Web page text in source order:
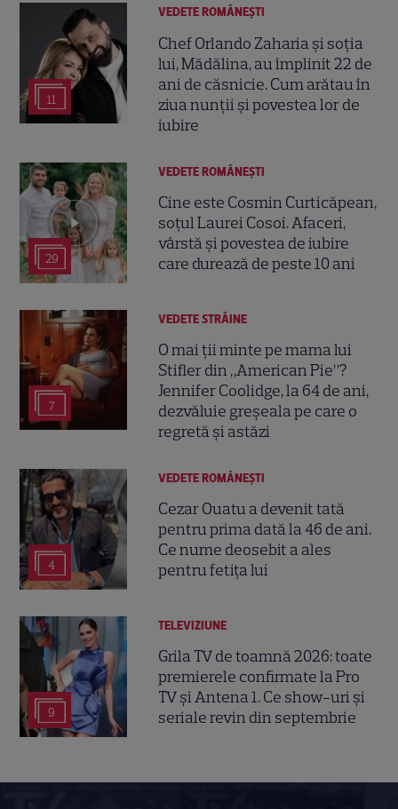
11
VEDETE ROMÂNEŞTI
Chef Orlando Zaharia și soția
lui, Mădălina, au împlinit 22 de
ani de căsnicie. Cum arătau în
ziua nunții și povestea lor de
iubire
29
VEDETE ROMÂNEŞTI
Cine este Cosmin Curticăpean,
soțul Laurei Cosoi. Afaceri,
vârstă și povestea de iubire
care durează de peste 10 ani
7
VEDETE STRĂINE
O mai ții minte pe mama lui
Stifler din „American Pie”?
Jennifer Coolidge, la 64 de ani,
dezvăluie greșeala pe care o
regretă și astăzi
4
VEDETE ROMÂNEŞTI
Cezar Ouatu a devenit tată
pentru prima dată la 46 de ani.
Ce nume deosebit a ales
pentru fetița lui
9
TELEVIZIUNE
Grila TV de toamnă 2026: toate
premierele confirmate la Pro
TV și Antena 1. Ce show-uri și
seriale revin din septembrie